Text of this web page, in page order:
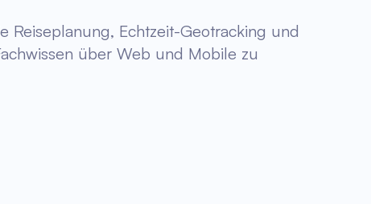
Reiseplanung, Echtzeit-Geotracking und
über Web und Mobile zu